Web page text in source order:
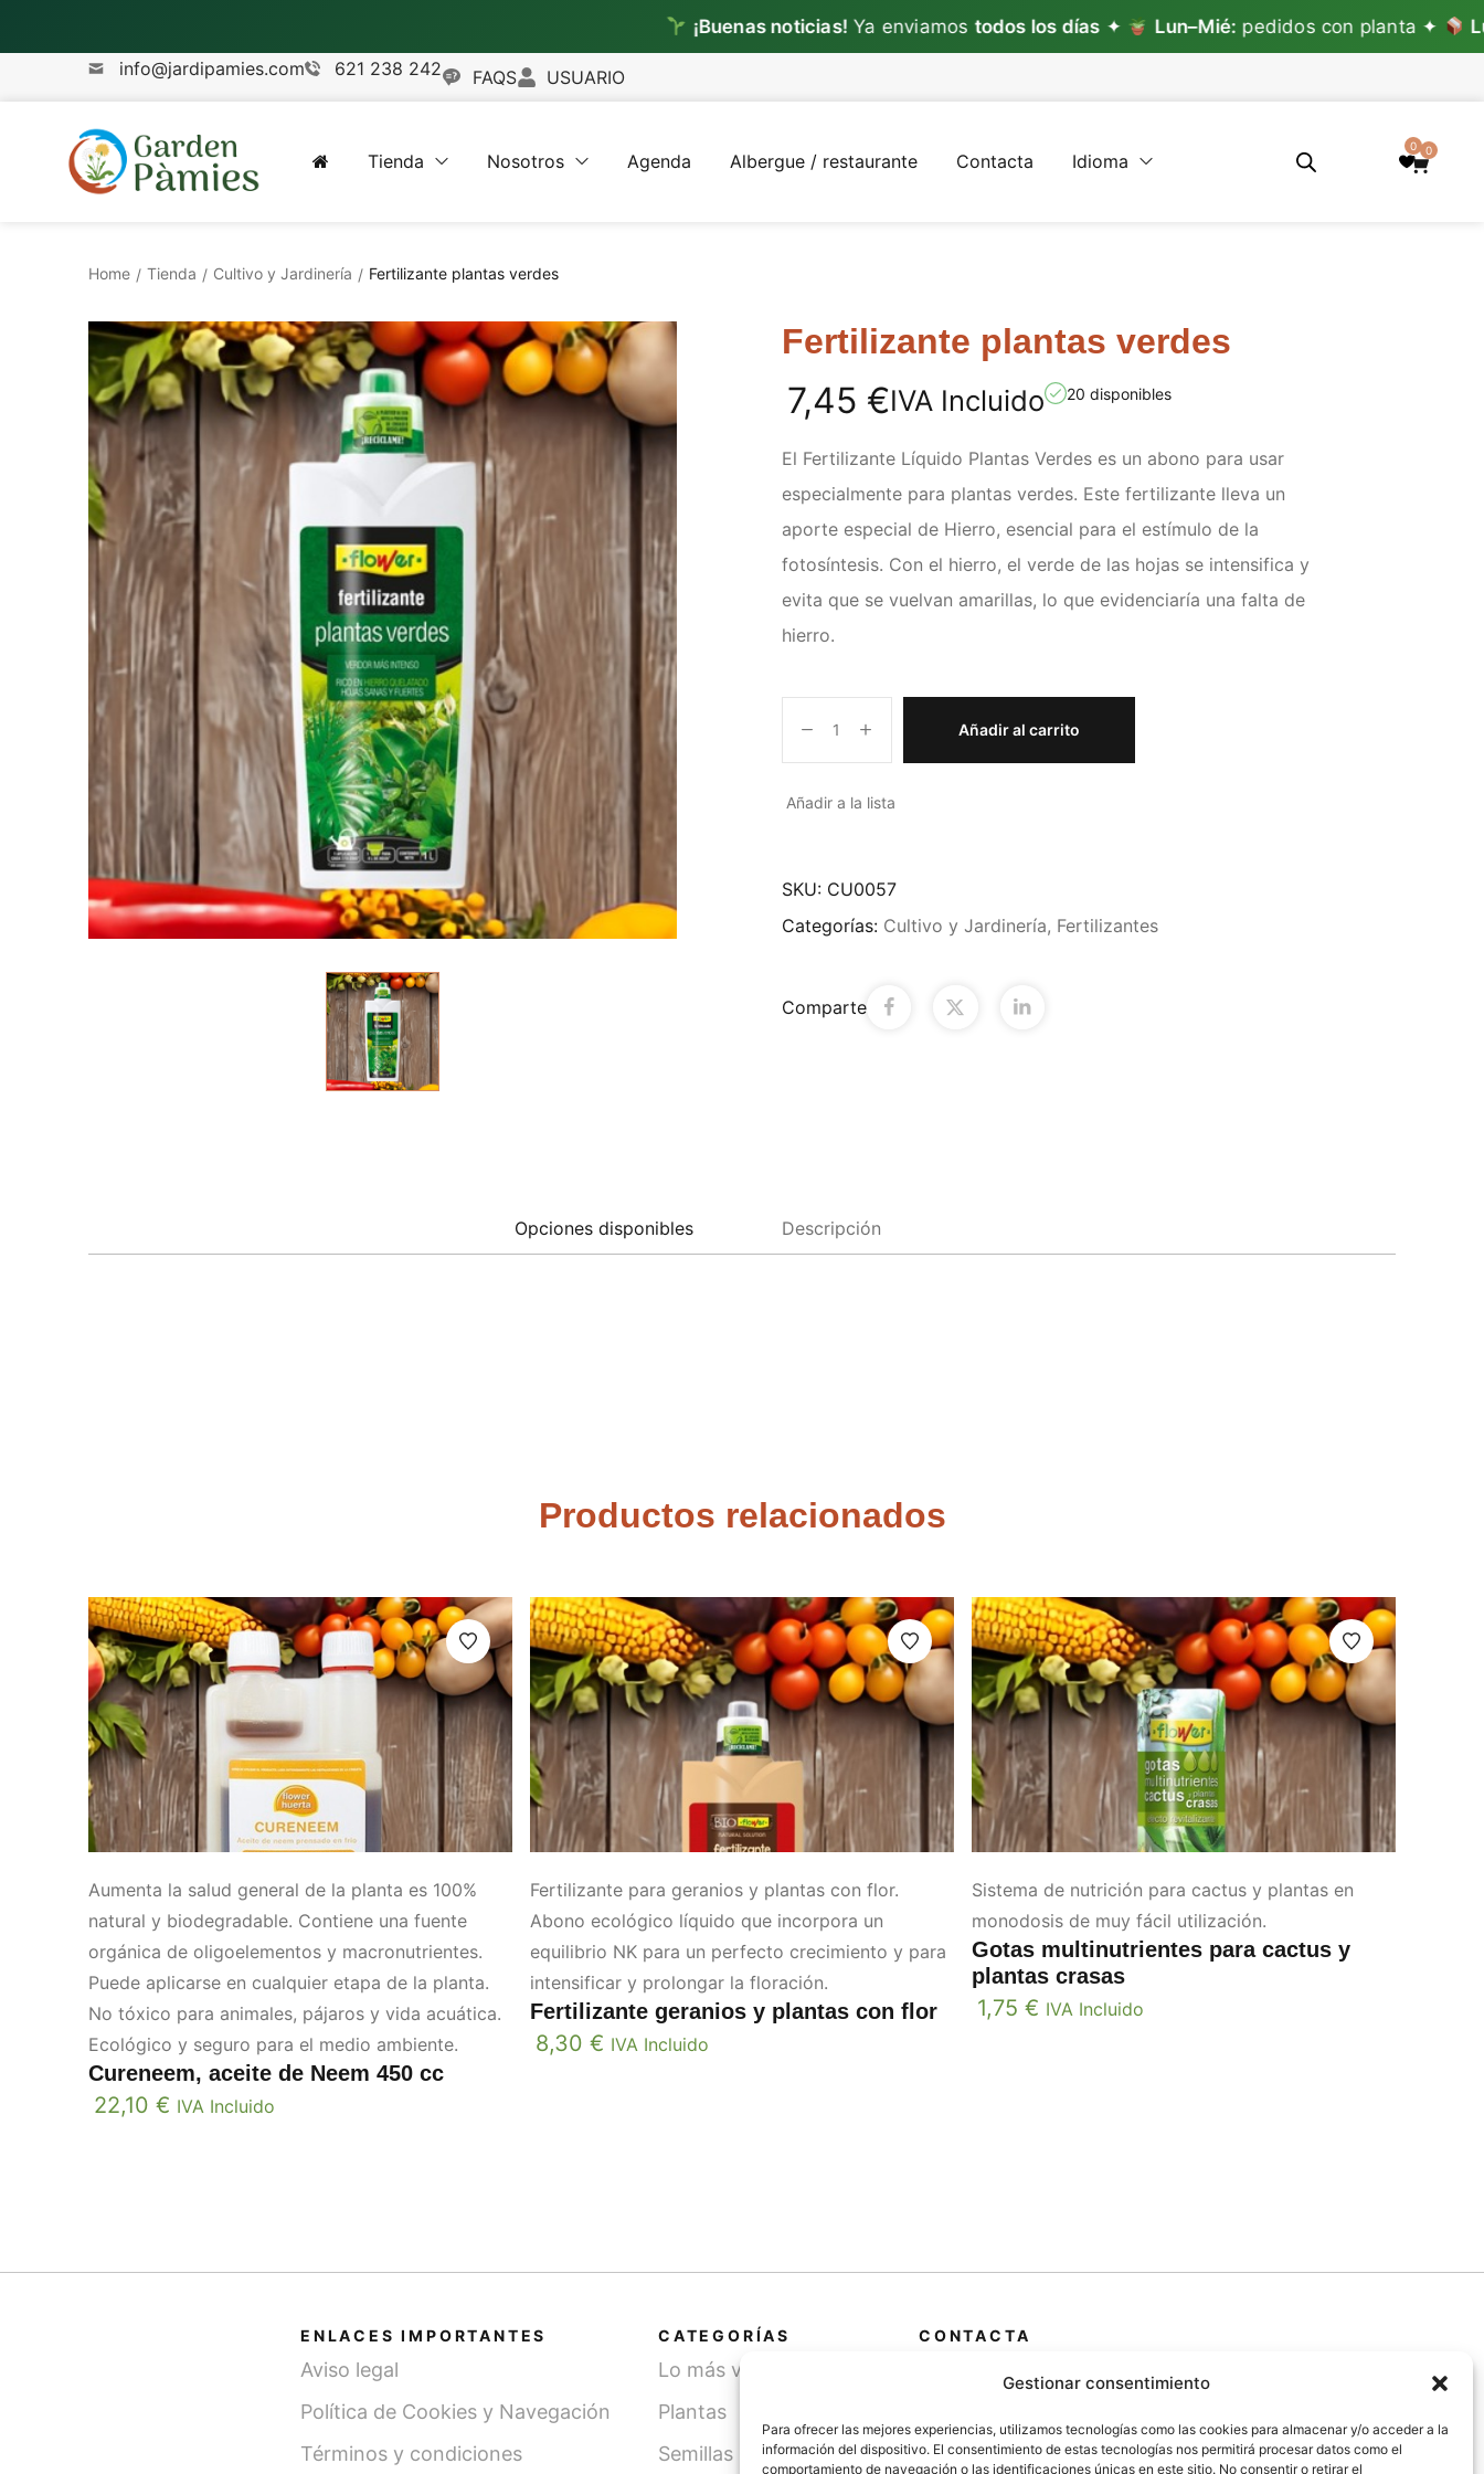
Gestionar consentimiento
Para ofrecer las mejores experiencias, utilizamos tecnologías como las cookies para almacenar y/o acceder a la
información del dispositivo. El consentimiento de estas tecnologías nos permitirá procesar datos como el
comportamiento de navegación o las identificaciones únicas en este sitio. No consentir o retirar el
¡Buenas noticias!Ya enviamostodos los días✦ Lun–Mié:pedidos con planta ✦
Lun–Vie:
info@jardipamies.com
621 238 242 FAQS USUARIO
Tienda Nosotros Agenda Albergue / restaurante Contacta Idioma
0 0
Home / Tienda / Cultivo y Jardinería / Fertilizante plantas verdes
Fertilizante plantas verdes
7,45 €IVA Incluido 20 disponibles
El Fertilizante Líquido Plantas Verdes es un abono para usar
especialmente para plantas verdes. Este fertilizante lleva un
aporte especial de Hierro, esencial para el estímulo de la
fotosíntesis. Con el hierro, el verde de las hojas se intensifica y
evita que se vuelvan amarillas, lo que evidenciaría una falta de
hierro.
Añadir al carrito
Añadir a la lista
SKU: CU0057
Categorías: Cultivo y Jardinería, Fertilizantes
Comparte
Opciones disponibles Descripción
Productos relacionados
Aumenta la salud general de la planta es 100%
natural y biodegradable. Contiene una fuente
orgánica de oligoelementos y macronutrientes.
Puede aplicarse en cualquier etapa de la planta.
No tóxico para animales, pájaros y vida acuática.
Ecológico y seguro para el medio ambiente.
Cureneem, aceite de Neem 450 cc
22,10 € IVA Incluido
Fertilizante para geranios y plantas con flor.
Abono ecológico líquido que incorpora un
equilibrio NK para un perfecto crecimiento y para
intensificar y prolongar la floración.
Fertilizante geranios y plantas con flor
8,30 € IVA Incluido
Sistema de nutrición para cactus y plantas en
monodosis de muy fácil utilización.
Gotas multinutrientes para cactus y
plantas crasas
1,75 € IVA Incluido
ENLACES IMPORTANTES
Aviso legal
Política de Cookies y Navegación
Términos y condiciones
CATEGORÍAS
Lo más vendido
Plantas
Semillas
CONTACTA
(Lérida)